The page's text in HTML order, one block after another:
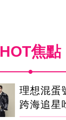
HOT焦點
理想混蛋
跨海追星